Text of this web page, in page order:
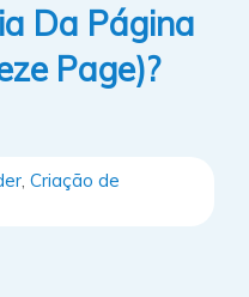
Da Página
Page)?
, Criação de